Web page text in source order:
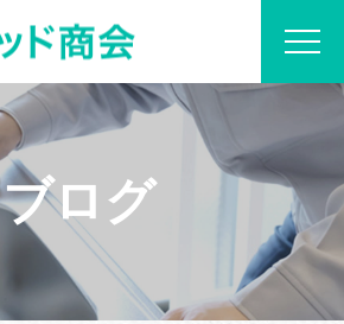
ブログ
当社について
サービス内容
プラン紹介